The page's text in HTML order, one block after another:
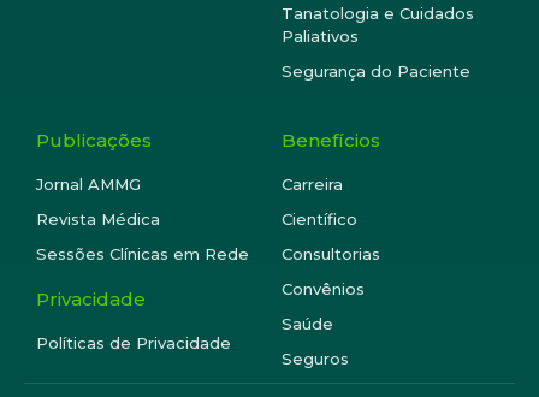
Tanatologia e Cuidados
Paliativos
Segurança do Paciente
Publicações
Jornal AMMG
Revista Médica
Sessões Clínicas em Rede
Privacidade
Políticas de Privacidade
Benefícios
Carreira
Científico
Consultorias
Convênios
Saúde
Seguros